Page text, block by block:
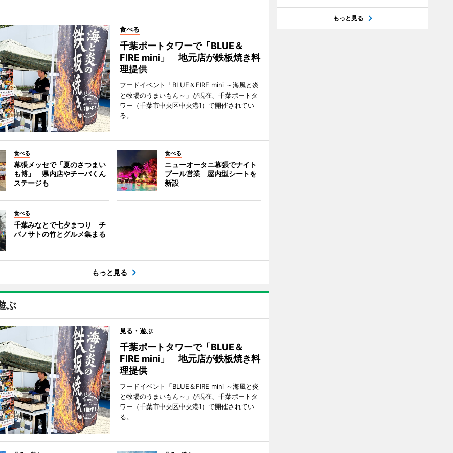
食べる
千葉ポートタワーで「BLUE＆
FIRE mini」 地元店が鉄板焼き料
理提供
フードイベント「BLUE＆FIRE mini ～海風と炎
と牧場のうまいもん～」が現在、千葉ポートタ
ワー（千葉市中央区中央港1）で開催されてい
る。
食べる
幕張メッセで「夏のさつまい
も博」 県内店やチーバくん
ステージも
食べる
ニューオータニ幕張でナイト
プール営業 屋内型シートを
新設
食べる
千葉みなとで七夕まつり チ
バノサトの竹とグルメ集まる
もっと見る
ぶ
見る・遊ぶ
千葉ポートタワーで「BLUE＆
FIRE mini」 地元店が鉄板焼き料
理提供
フードイベント「BLUE＆FIRE mini ～海風と炎
と牧場のうまいもん～」が現在、千葉ポートタ
ワー（千葉市中央区中央港1）で開催されてい
る。
もっと見る